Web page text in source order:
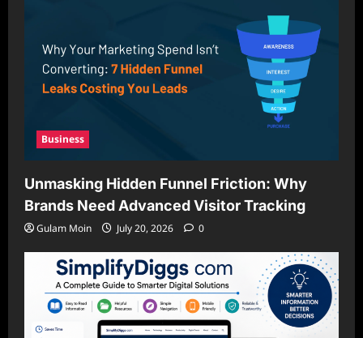
Business
Unmasking Hidden Funnel Friction: Why
Brands Need Advanced Visitor Tracking
Gulam Moin July 20, 2026 0